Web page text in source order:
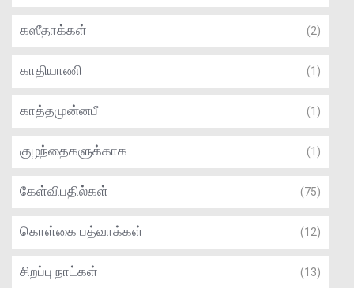
கஸீதாக்கள் (2)
காதியாணி (1)
காத்தமுன்னபீ (1)
குழந்தைகளுக்காக (1)
கேள்விபதில்கள் (75)
கொள்கை பத்வாக்கள் (12)
சிறப்பு நாட்கள் (13)